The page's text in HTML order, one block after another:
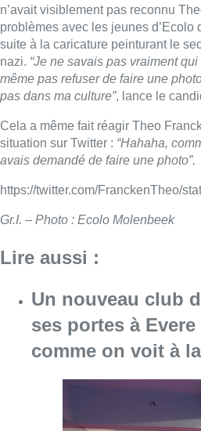
n’avait visiblement pas reconnu
problèmes avec les jeunes
suite à la caricature peinturant le
nazi. “Je ne savais pas vraiment
même pas refuser de faire une
pas dans ma culture”, lance le
Cela a même fait réagir Theo
situation sur Twitter : “Hahaha,
avais demandé de faire une photo”.
https://twitter.com/FranckenTheo/
Gr.I. – Photo : Ecolo Molenbeek
Lire aussi :
Un nouveau club
ses portes à Evere
comme on voit à